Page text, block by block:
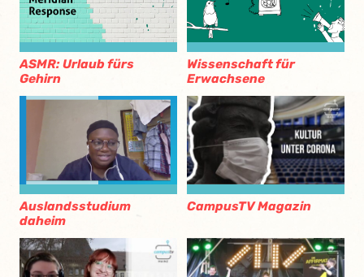
ASMR: Urlaub fürs
Gehirn
Wissenschaft für
Erwachsene
Auslandsstudium
daheim
CampusTV Magazin